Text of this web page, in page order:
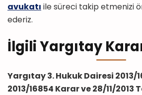
avukatı ile süreci takip etmenizi
ederiz.
İlgili Yargıtay
Yargıtay 3. Hukuk Dairesi 2013/
2013/16854 Karar ve 28/11/2013